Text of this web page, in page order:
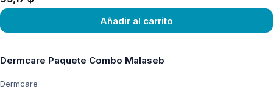
Añadir al carrito
Dermcare Paquete Combo Malaseb
Dermcare